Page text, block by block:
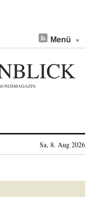
Menü
Sa, 8. Aug 2026